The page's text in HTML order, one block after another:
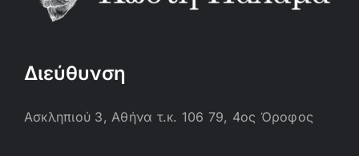
Διεύθυνση
Ασκληπιού 3, Αθήνα τ.κ. 106 79, 4ος Όροφος